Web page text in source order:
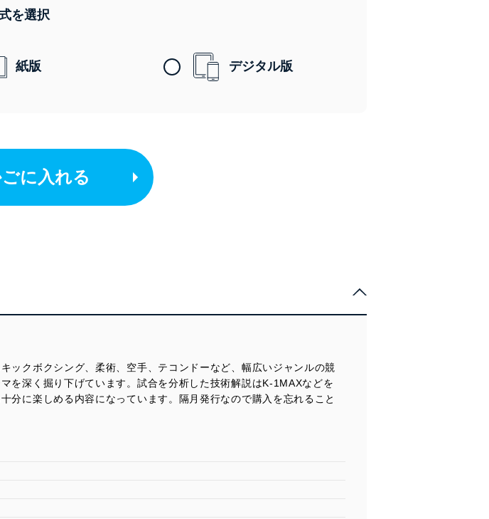
を選択
紙版 デジタル版
に入れる
ックボクシング、柔術、空手、テコンドーなど、幅広いジャンルの競
を深く掘り下げています。試合を分析した技術解説はK-1MAXなどを
分に楽しめる内容になっています。隔月発行なので購入を忘れること